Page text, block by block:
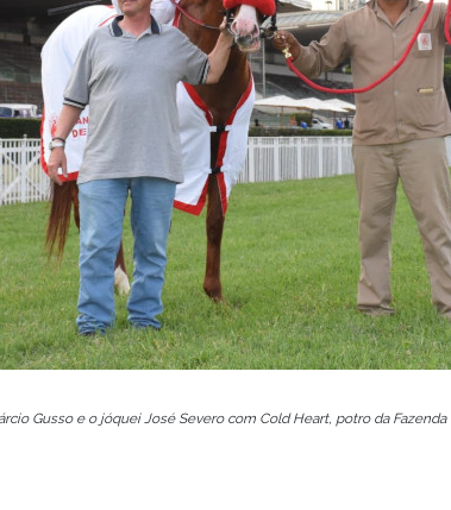
Gusso e o jóquei José Severo com Cold Heart, potro da Fazenda